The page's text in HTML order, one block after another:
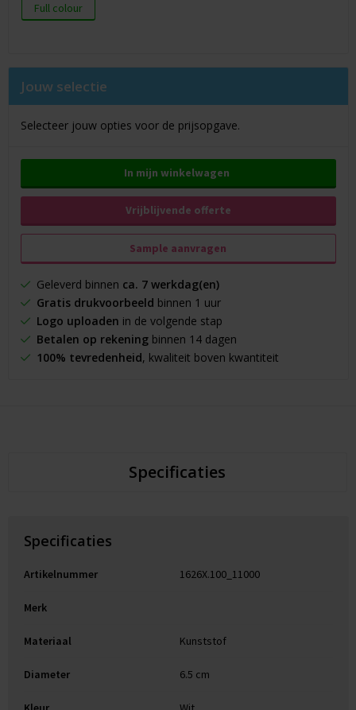
Full colour
Jouw selectie
Selecteer jouw opties voor de prijsopgave.
In mijn winkelwagen
Vrijblijvende offerte
Sample aanvragen
Geleverd binnen ca. 7 werkdag(en)
Gratis drukvoorbeeld binnen 1 uur
Logo uploaden in de volgende stap
Betalen op rekeningbinnen 14 dagen
100% tevredenheid, kwaliteit boven kwantiteit
Specificaties
Specificaties
Artikelnummer 1626X.100_11000
Merk
Materiaal Kunststof
Diameter 6.5 cm